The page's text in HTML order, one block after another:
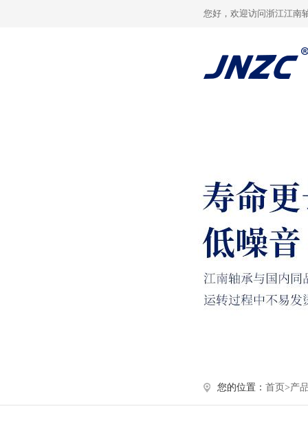
您好，欢迎访问浙江江南
您的位置： 首页>产